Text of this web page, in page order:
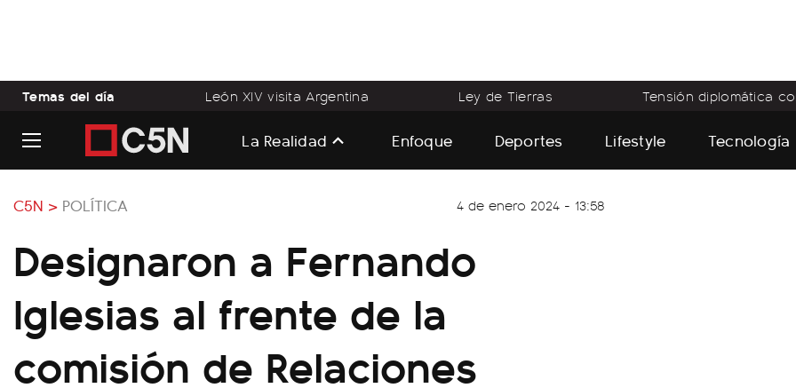
Temas del día León XIV visita Argentina Ley de Tierras Tensión diplomática
La Realidad Enfoque Deportes Lifestyle Tecnología
C5N > POLÍTICA 4 de enero 2024 - 13:58
Designaron a Fernando
Iglesias al frente de la
comisión de Relaciones